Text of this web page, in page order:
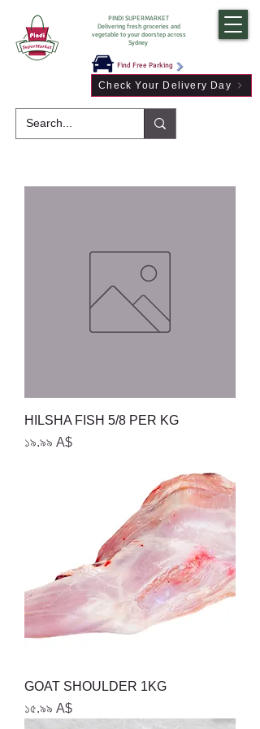
Find Free Parking
PINDI SUPERMARKET
Delivering fresh groceries and
vegetable to your doorstep across
Sydney
Check Your Delivery Day
HILSHA FISH 5/8 PER KG
Price
১৯.৯৯ A$
GOAT SHOULDER 1KG
Price
১৫.৯৯ A$